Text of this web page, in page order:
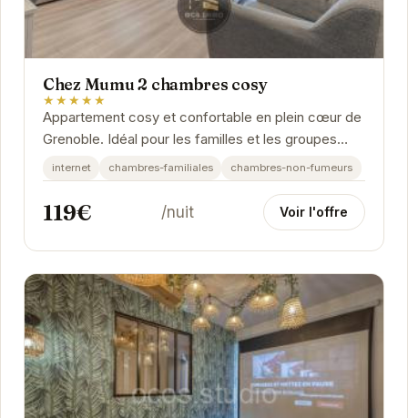
Chez Mumu 2 chambres cosy
★★★★★
Appartement cosy et confortable en plein cœur de
Grenoble. Idéal pour les familles et les groupes
d'amis, cet appartement offre un espace de vie...
internet chambres-familiales chambres-non-fumeurs
119€ /nuit Voir l'offre